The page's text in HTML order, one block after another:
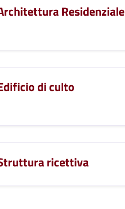
Residenziale
di culto
ricettiva